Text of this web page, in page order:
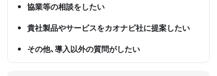
協業等の相談をしたい
貴社製品やサービスをカオナビ社に提案したい
その他、導入以外の質問がしたい